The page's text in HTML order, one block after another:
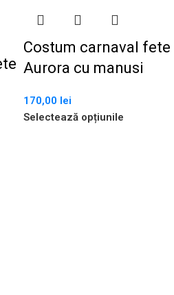
Costum carnaval fete
Aurora cu manusi
170,00 lei
Selectează opțiunile